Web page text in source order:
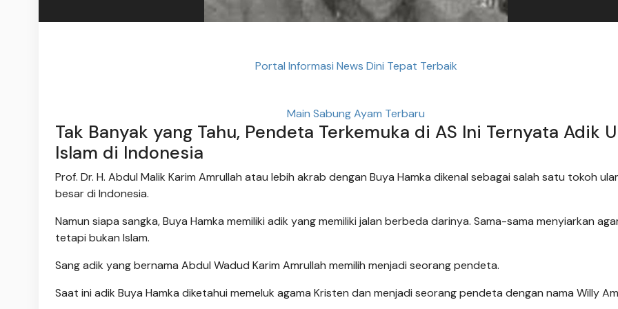
Portal Informasi News Dini Tepat Terbaik
Main Sabung Ayam Terbaru
Tak Banyak yang Tahu, Pendeta Terkemuka di AS Ini Ternyata Adik
Islam di Indonesia
Prof. Dr. H. Abdul Malik Karim Amrullah atau lebih akrab dengan Buya Hamka dikenal sebagai salah satu tokoh
besar di Indonesia.
Namun siapa sangka, Buya Hamka memiliki adik yang memiliki jalan berbeda darinya. Sama-sama menyiarkan
tetapi bukan Islam.
Sang adik yang bernama Abdul Wadud Karim Amrullah memilih menjadi seorang pendeta.
Saat ini adik Buya Hamka diketahui memeluk agama Kristen dan menjadi seorang pendeta dengan nama Willy